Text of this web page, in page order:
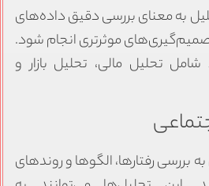
به معنای بررسی دقیق داده‌های
موثرتری انجام شود.
تحلیل مالی، تحلیل بازار و
بررسی رفتارها، الگوها و روندهای